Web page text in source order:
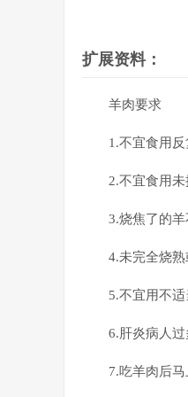
扩展资料：
羊肉要求
1.不宜食用反
2.不宜食用未
3.烧焦了的羊
4.未完全烧熟
5.不宜用不适
6.肝炎病人
7.吃羊肉后马